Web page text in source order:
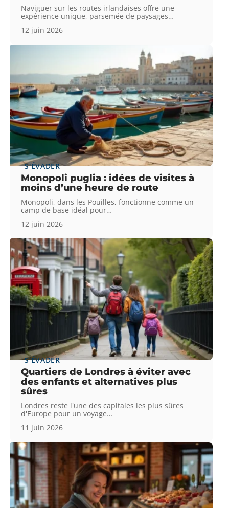
Naviguer sur les routes irlandaises offre une
expérience unique, parsemée de paysages…
12 juin 2026
S'ÉVADER
Monopoli puglia : idées de visites à
moins d’une heure de route
Monopoli, dans les Pouilles, fonctionne comme un
camp de base idéal pour…
12 juin 2026
S'ÉVADER
Quartiers de Londres à éviter avec
des enfants et alternatives plus
sûres
Londres reste l'une des capitales les plus sûres
d'Europe pour un voyage…
11 juin 2026